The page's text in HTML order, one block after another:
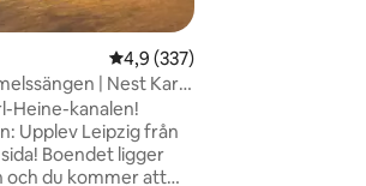
4,9 av 5 i genomsnittligt
4,9 (337)
| Nest Karl-
Heine-kanalen!
Boendet ligger
och du kommer att